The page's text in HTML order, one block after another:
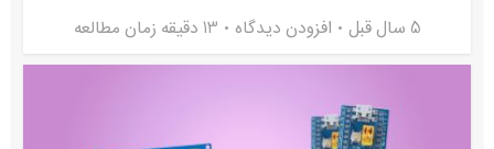
5 سال قبل افزودن دیدگاه 13 دقیقه زمان مطالعه